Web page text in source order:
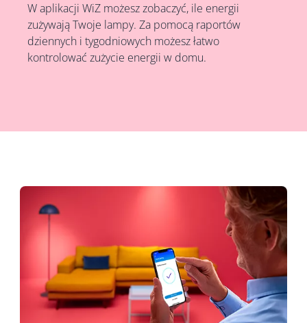
W aplikacji WiZ możesz zobaczyć, ile energii
zużywają Twoje lampy. Za pomocą raportów
dziennych i tygodniowych możesz łatwo
kontrolować zużycie energii w domu.